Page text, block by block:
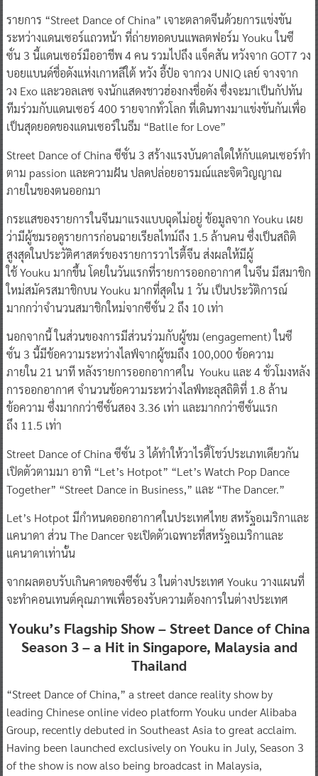
รายการ “Street Dance of China” เจาะตลาดจีนด้วยการแข่งขัน
ระหว่างแดนเซอร์แถวหน้า ที่ถ่ายทอดบนแพลตฟอร์ม Youku ในซี
ซั่น 3 นี้แดนเซอร์มืออาชีพ 4 คน รวมไปถึง แจ็คสัน หวังจาก GOT7 วง
บอยแบนด์ชื่อดังแห่งเกาหลีใต้ หวัง อี้ป๋อ จากวง UNIQ เลย์ จางจาก
วง Exo และวอลเลซ จงนักแสดงชาวฮ่องกงชื่อดัง ซึ่งจะมาเป็นกัปทัน
ทีมร่วมกับแดนเซอร์ 400 รายจากทั่วโลก ที่เดินทางมาแข่งขันกันเพื่อ
เป็นสุดยอดของแดนเซอร์ในธีม “Batlle for Love”
Street Dance of China ซีซั่น 3 สร้างแรงบันดาลใดให้กับแดนเซอร์ทำ
ตาม passion และความฝัน ปลดปล่อยอารมณ์และจิตวิญญาณ
ภายในของตนออกมา
กระแสของรายการในจีนมาแรงแบบฉุดไม่อยู่ ข้อมูลจาก Youku เผย
ว่ามีผู้ชมรอดูรายการก่อนฉายเรียลไทม์ถึง 1.5 ล้านคน ซึ่งเป็นสถิติ
สูงสุดในประวัติศาสตร์ของรายการวาไรตี้จีน ส่งผลให้มีผู้
ใช้ Youku มากขึ้น โดยในวันแรกที่รายการออกอากาศ ในจีน มีสมาชิก
ใหม่สมัครสมาชิกบน Youku มากที่สุดใน 1 วัน เป็นประวัติการณ์
มากกว่าจำนวนสมาชิกใหม่จากซีซั่น 2 ถึง 10 เท่า
นอกจากนี้ ในส่วนของการมีส่วนร่วมกับผู้ชม (engagement) ในซี
ซั่น 3 นี้มีข้อความระหว่างไลฟ์จากผู้ชมถึง 100,000 ข้อความ
ภายใน 21 นาที หลังรายการออกอากาศใน Youku และ 4 ชั่วโมงหลัง
การออกอากาศ จำนวนข้อความระหว่างไลฟ์ทะลุสถิติที่ 1.8 ล้าน
ข้อความ ซึ่งมากกว่าซีซั่นสอง 3.36 เท่า และมากกว่าซีซั่นแรก
ถึง 11.5 เท่า
Street Dance of China ซีซั่น 3 ได้ทำให้วาไรตี้โชว์ประเภทเดียวกัน
เปิดตัวตามมา อาทิ “Let’s Hotpot” “Let’s Watch Pop Dance
Together” “Street Dance in Business,” และ “The Dancer.”
Let’s Hotpot มีกำหนดออกอากาศในประเทศไทย สหรัฐอเมริกาและ
แคนาดา ส่วน The Dancer จะเปิดตัวเฉพาะที่สหรัฐอเมริกาและ
แคนาดาเท่านั้น
จากผลตอบรับเกินคาดของซีซั่น 3 ในต่างประเทศ Youku วางแผนที่
จะทำคอนเทนต์คุณภาพเพื่อรองรับความต้องการในต่างประเทศ
Youku’s Flagship Show – Street Dance of China
Season 3 – a Hit in Singapore, Malaysia and
Thailand
“Street Dance of China,” a street dance reality show by
leading Chinese online video platform Youku under Alibaba
Group, recently debuted in Southeast Asia to great acclaim.
Having been launched exclusively on Youku in July, Season 3
of the show is now also being broadcast in Malaysia,